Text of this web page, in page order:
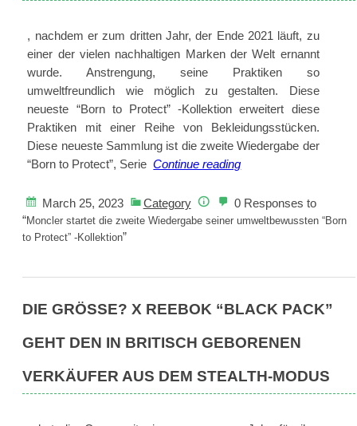
, nachdem er zum dritten Jahr, der Ende 2021 läuft, zu
einer der vielen nachhaltigen Marken der Welt ernannt
wurde. Anstrengung, seine Praktiken so
umweltfreundlich wie möglich zu gestalten. Diese
neueste “Born to Protect” -Kollektion erweitert diese
Praktiken mit einer Reihe von Bekleidungsstücken.
Diese neueste Sammlung ist die zweite Wiedergabe der
“Born to Protect”, Serie Continue readingMoncler
die
zweite
to
-
March 25, 2023 Category
0 Responses to
“Moncler startet die zweite Wiedergabe seiner umweltbewussten “Born
to Protect” -Kollektion”
DIE GRÖSSE? X REEBOK “BLACK PACK” G
EHT DEN IN BRITISCH GEBORENEN V
ERKÄUFER AUS DEM STEALTH-MODUS